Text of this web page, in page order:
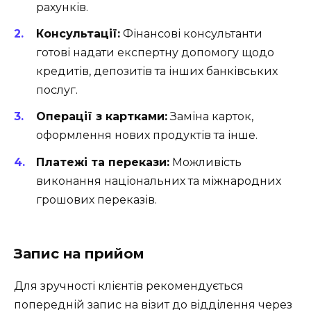
рахунків.
Консультації: Фінансові консультанти
готові надати експертну допомогу щодо
кредитів, депозитів та інших банківських
послуг.
Операції з картками:Заміна карток,
оформлення нових продуктів та інше.
Платежі та перекази: Можливість
виконання національних та міжнародних
грошових переказів.
Запис на прийом
Для зручності клієнтів рекомендується
попередній запис на візит до відділення через